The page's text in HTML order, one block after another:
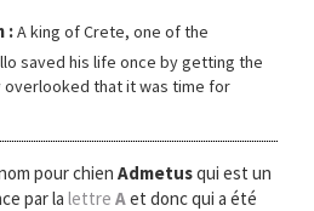
:A king of Crete, one of the
saved his life once by getting the
that it was time for
pour chien Admetusqui est un
par la lettre Aet donc qui a été